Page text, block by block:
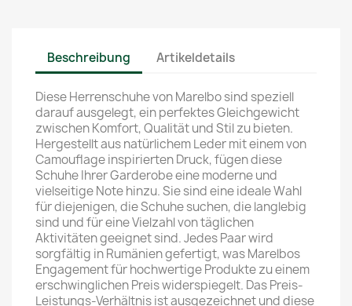
Beschreibung Artikeldetails
Diese Herrenschuhe von Marelbo sind speziell
darauf ausgelegt, ein perfektes Gleichgewicht
zwischen Komfort, Qualität und Stil zu bieten.
Hergestellt aus natürlichem Leder mit einem von
Camouflage inspirierten Druck, fügen diese
Schuhe Ihrer Garderobe eine moderne und
vielseitige Note hinzu. Sie sind eine ideale Wahl
für diejenigen, die Schuhe suchen, die langlebig
sind und für eine Vielzahl von täglichen
Aktivitäten geeignet sind. Jedes Paar wird
sorgfältig in Rumänien gefertigt, was Marelbos
Engagement für hochwertige Produkte zu einem
erschwinglichen Preis widerspiegelt. Das Preis-
Leistungs-Verhältnis ist ausgezeichnet und diese